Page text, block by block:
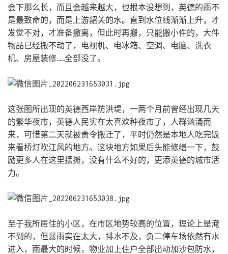
会下那么长，而且会越来越大，也根本没想到，英德的雨不
是最致命的，而是上游韶关的水。直到水位线渐渐上升，才
发觉不对，才准备撤离，但此时再搬，只能搬小件的，大件
物品已经搬不动了，电视机、电冰箱、空调、电脑、洗衣
机、房屋装修……全部没了。
这张图所出现的英德西岸防洪堤，一两个月前曾经出现几天
的繁华夜市，英德人民实在太喜欢种夜市了，人群汹涌而
来，可惜第二天就被责令搬迁了，平时仍然是本地人吃完饭
来看桥灯吹江风的地方。这块地方如果后头能修缮一下，鼓
励更多人在这里摆摊，没有什么不好的，更添英德的城市活
力。
至于我所居住的小区，在市区地势较高的位置，理论上是淹
不到的，但暴雨实在太大，排水不及，负二停车场依然有水
进入，雨最大的时候，物业加上住户全部出动加沙包防水，